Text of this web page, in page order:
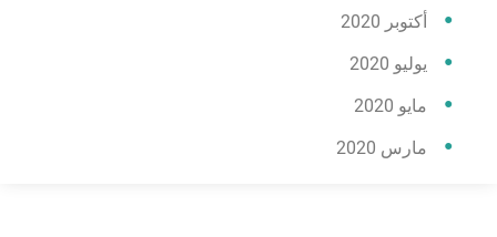
أكتوبر 2020
يوليو 2020
مايو 2020
مارس 2020